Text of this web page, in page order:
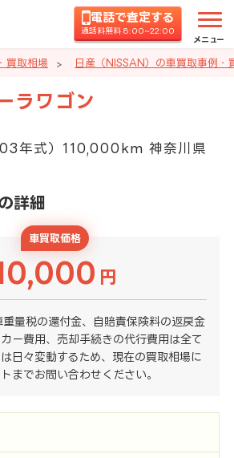
電話で査定する
通話料無料 8:00~22:00
メニュー
買取相場 日産（NISSAN）の車買取事例・
ラワゴン
年式）110,000km 神奈川県
詳細
車買取価格
円
量税の還付金、自賠責保険料の返戻金
ー費用、売却手続きの代行費用は全て
日々変動するため、現在の買取相場に
までお問い合わせください。